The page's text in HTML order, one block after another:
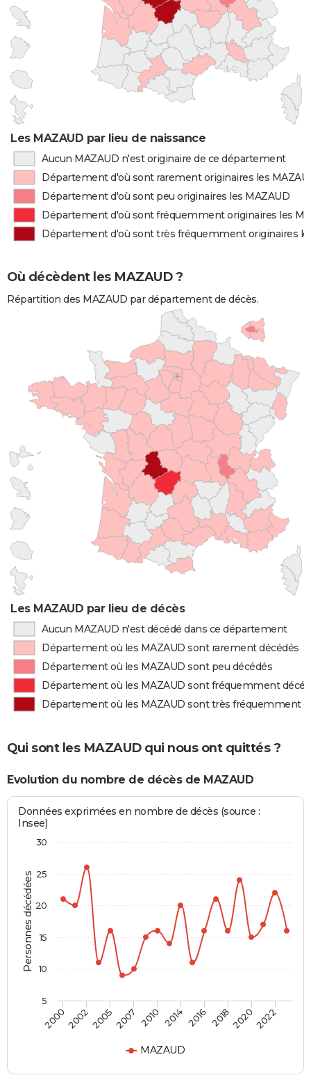
Les MAZAUD par lieu de naissance
Aucun MAZAUD n'est originaire de ce département
Département d'où sont rarement originaires les
Département d'où sont peu originaires les MAZAUD
Département d'où sont fréquemment originaires les
Département d'où sont très fréquemment originaires
Où décèdent les MAZAUD ?
Répartition des MAZAUD par département de décès.
Les MAZAUD par lieu de décès
Aucun MAZAUD n'est décédé dans ce département
Département où les MAZAUD sont rarement décédés
Département où les MAZAUD sont peu décédés
Département où les MAZAUD sont fréquemment
Département où les MAZAUD sont très fréquemment
Qui sont les MAZAUD qui nous ont quittés ?
Evolution du nombre de décès de MAZAUD
Personnes décédées
Données exprimées en nombre de décès (source :
Insee)
MAZAUD
2000200220052007 2010 2014 2016 201820202022
5
10
15
20
25
30